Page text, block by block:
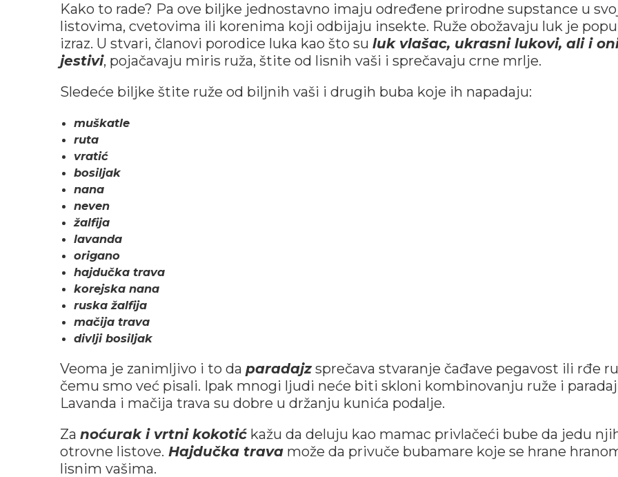
Kako to rade? Pa ove biljke jednostavno imaju određene prirodne supstance u
listovima, cvetovima ili korenima koji odbijaju insekte. Ruže obožavaju luk je
izraz. U stvari, članovi porodice luka kao što su luk vlašac, ukrasni lukovi, ali i
jestivi, pojačavaju miris ruža, štite od lisnih vaši i sprečavaju crne mrlje.
Sledeće biljke štite ruže od biljnih vaši i drugih buba koje ih napadaju:
muškatle
ruta
vratić
bosiljak
nana
neven
žalfija
lavanda
origano
hajdučka trava
korejska nana
ruska žalfija
mačija trava
divlji bosiljak
Veoma je zanimljivo i to da paradajz sprečava stvaranje čađave pegavost ili rđe
čemu smo već pisali. Ipak mnogi ljudi neće biti skloni kombinovanju ruže i
Lavanda i mačija trava su dobre u držanju kunića podalje.
Za noćurak i vrtni kokotić kažu da deluju kao mamac privlačeći bube da jedu
otrovne listove. Hajdučka trava može da privuče bubamare koje se hrane
lisnim vašima.